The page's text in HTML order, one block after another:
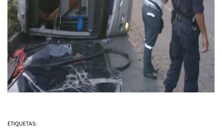
ETIQUETAS: